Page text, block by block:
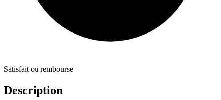
Satisfait ou rembourse
Description